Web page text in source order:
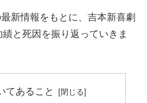
新情報をもとに、吉本新喜劇
と死因を振り返っていきま
てあること